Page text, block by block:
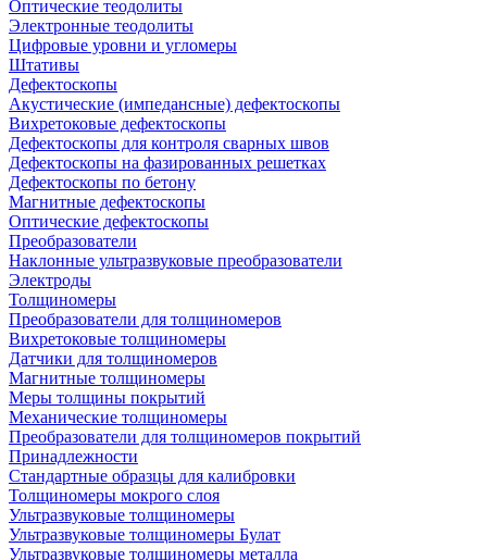
Оптические теодолиты
Электронные теодолиты
Цифровые уровни и угломеры
Штативы
Дефектоскопы
Акустические (импедансные) дефектоскопы
Вихретоковые дефектоскопы
Дефектоскопы для контроля сварных швов
Дефектоскопы на фазированных решетках
Дефектоскопы по бетону
Магнитные дефектоскопы
Оптические дефектоскопы
Преобразователи
Наклонные ультразвуковые преобразователи
Электроды
Толщиномеры
Преобразователи для толщиномеров
Вихретоковые толщиномеры
Датчики для толщиномеров
Магнитные толщиномеры
Меры толщины покрытий
Механические толщиномеры
Преобразователи для толщиномеров покрытий
Принадлежности
Стандартные образцы для калибровки
Толщиномеры мокрого слоя
Ультразвуковые толщиномеры
Ультразвуковые толщиномеры Булат
Ультразвуковые толщиномеры металла